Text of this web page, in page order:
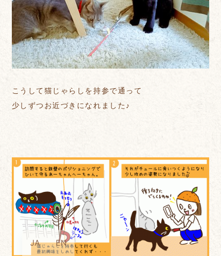
こうして猫じゃらしを持参で通って
少しずつお近づきになれました♪
JA EN